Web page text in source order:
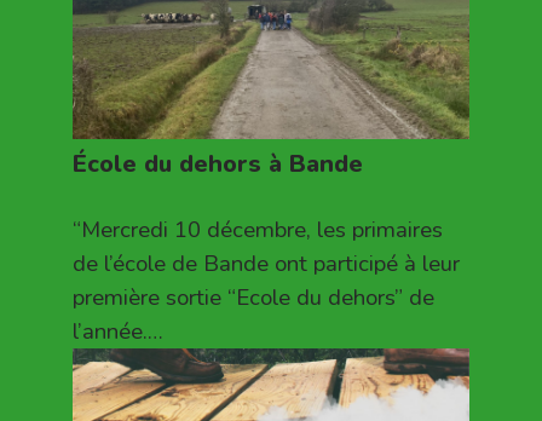
École du dehors à Bande
“Mercredi 10 décembre, les primaires
de l’école de Bande ont participé à leur
première sortie “Ecole du dehors” de
l’année.…